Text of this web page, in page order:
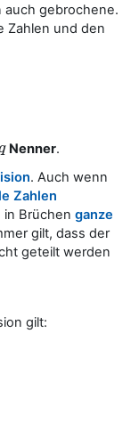
auch gebrochene.
Zahlen und den
Nenner.
. Auch wenn
Zahlen
Brüchen ganze
gilt, dass der
geteilt werden
gilt: